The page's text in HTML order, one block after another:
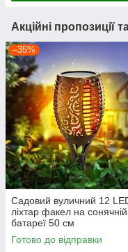
Акційні пропозиції
–35%
Садовий вуличний 12
ліхтар факел на сонячній
батареї 50 см
водонепроникний ліхтар з
ефектом полум'я, діаметр
Готово до відправки